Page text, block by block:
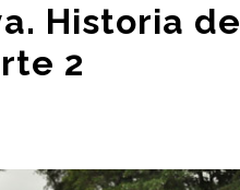
Historia de
2